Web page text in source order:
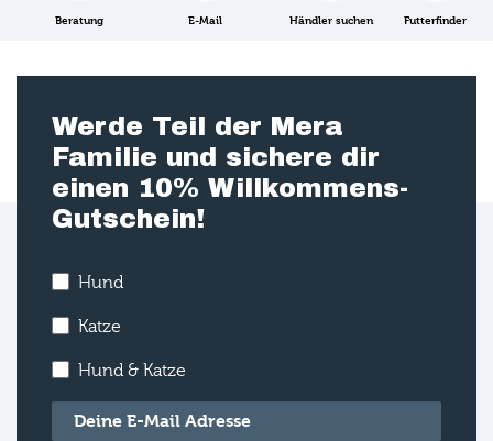
Beratung E-Mail Händler suchen Futterfinder
Werde Teil der Mera
Familie und sichere dir
einen 10% Willkommens-
Gutschein!
Hund
Katze
Hund & Katze
E-Mail*